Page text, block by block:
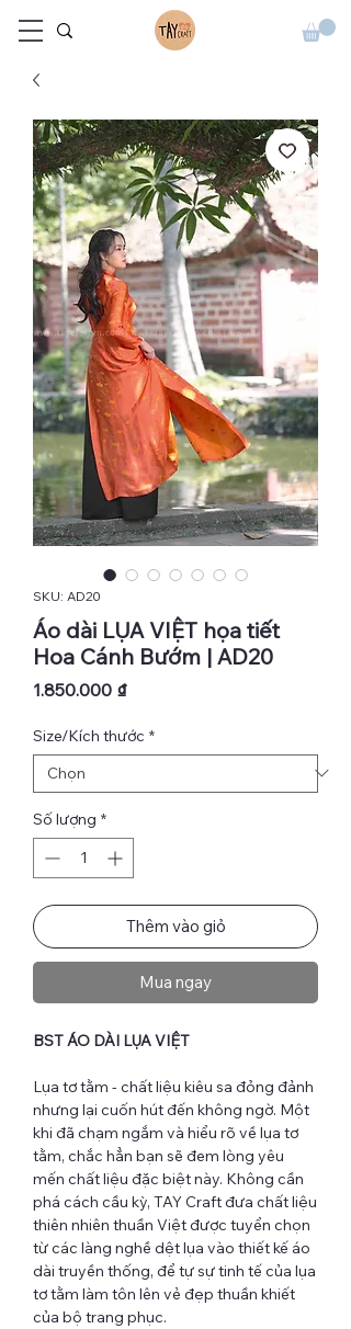
SKU: AD20
Áo dài LỤA VIỆT họa tiết
Hoa Cánh Bướm | AD20
1.850.000 ₫Giá
Size/Kích thước *
Số lượng *
Thêm vào giỏ
Mua ngay
BST ÁO DÀI LỤA VIỆT
Lụa tơ tằm - chất liệu kiêu sa đỏng đảnh
nhưng lại cuốn hút đến không ngờ. Một
khi đã chạm ngắm và hiểu rõ về lụa tơ
tằm, chắc hẳn bạn sẽ đem lòng yêu
mến chất liệu đặc biệt này. Không cần
phá cách cầu kỳ, TAY Craft đưa chất liệu
thiên nhiên thuần Việt được tuyển chọn
từ các làng nghề dệt lụa vào thiết kế áo
dài truyền thống, để tự sự tinh tế của lụa
tơ tằm làm tôn lên vẻ đẹp thuần khiết
của bộ trang phục.